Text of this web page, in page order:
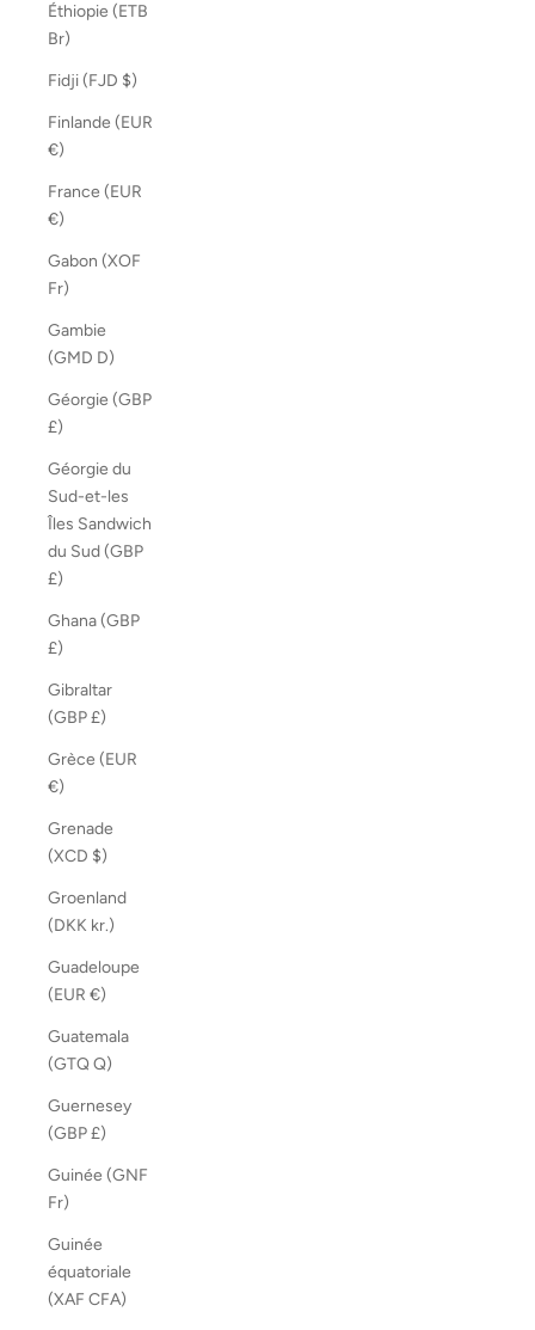
Éthiopie (ETB
Br)
Fidji (FJD $)
Finlande (EUR
€)
France (EUR
€)
Gabon (XOF
Fr)
Gambie
(GMD D)
Géorgie (GBP
£)
Géorgie du
Sud-et-les
Îles Sandwich
du Sud (GBP
£)
Ghana (GBP
£)
Gibraltar
(GBP £)
Grèce (EUR
€)
Grenade
(XCD $)
Groenland
(DKK kr.)
Guadeloupe
(EUR €)
Guatemala
(GTQ Q)
Guernesey
(GBP £)
Guinée (GNF
Fr)
Guinée
équatoriale
(XAF CFA)